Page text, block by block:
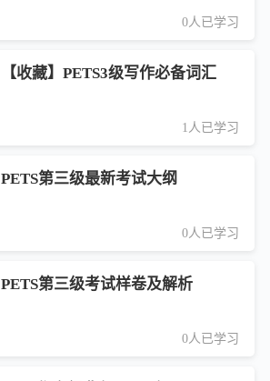
0人已学习
【收藏】PETS3级写作必备词汇
1人已学习
PETS第三级最新考试大纲
0人已学习
PETS第三级考试样卷及解析
0人已学习